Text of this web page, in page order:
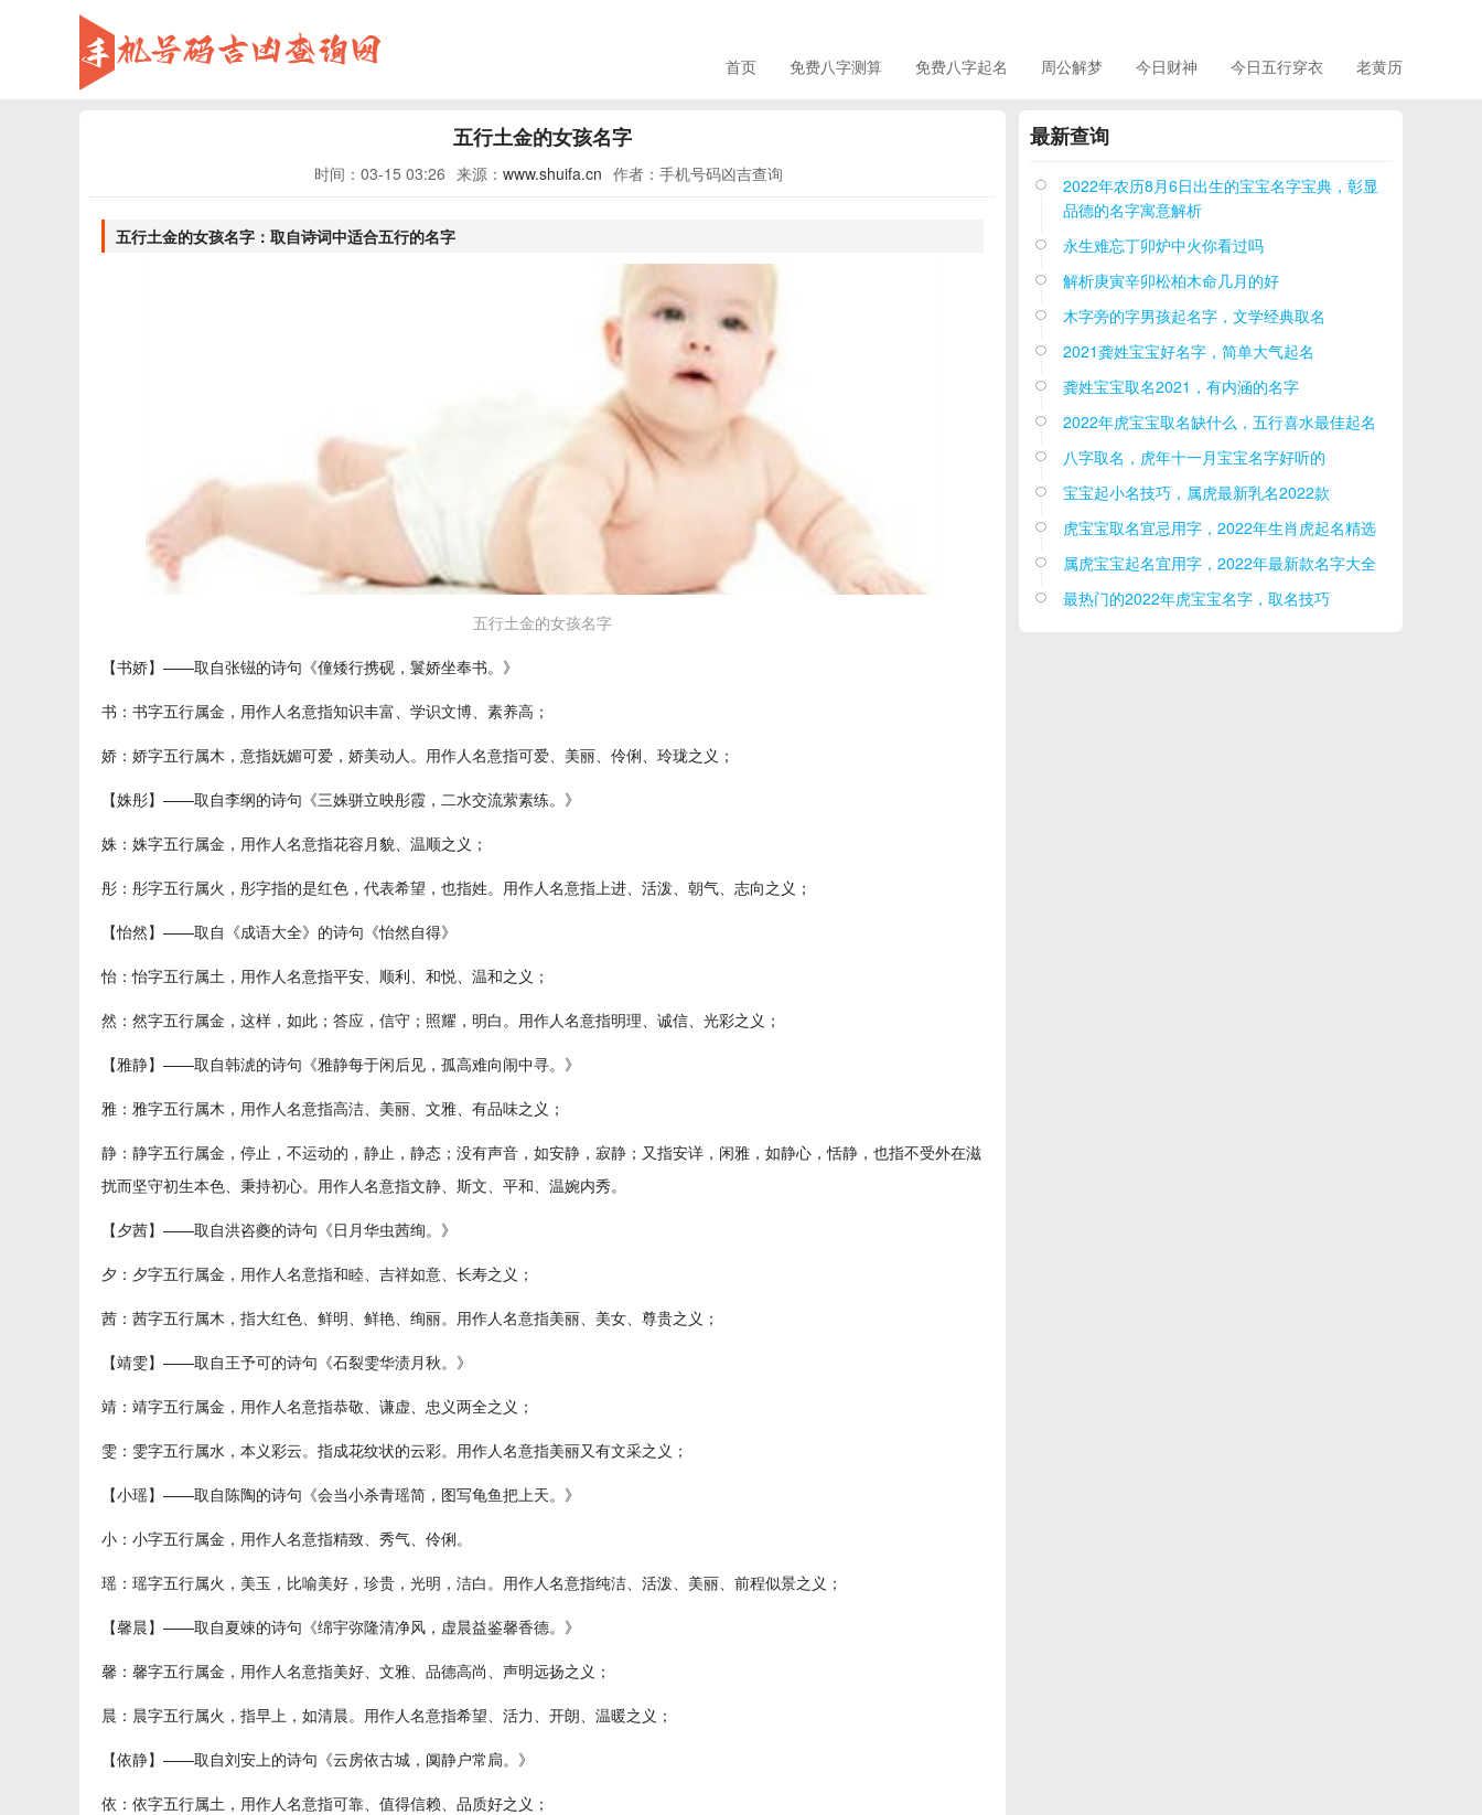
首页 免费八字测算 免费八字起名 周公解梦 今日财神 今日五行穿衣 老黄历
五行土金的女孩名字
时间： 03-15 03:26 来源： www.shuifa.cn 作者：手机号码凶吉查询
五行土金的女孩名字：取自诗词中适合五行的名字
五行土金的女孩名字
【书娇】——取自张镃的诗句《僮矮行携砚，鬟娇坐奉书。》
书：书字五行属金，用作人名意指知识丰富、学识文博、素养高；
娇：娇字五行属木，意指妩媚可爱，娇美动人。用作人名意指可爱、美丽、伶俐、玲珑之义；
【姝彤】——取自李纲的诗句《三姝骈立映彤霞，二水交流萦素练。》
姝：姝字五行属金，用作人名意指花容月貌、温顺之义；
彤：彤字五行属火，彤字指的是红色，代表希望，也指姓。用作人名意指上进、活泼、朝气、志向之义；
【怡然】——取自《成语大全》的诗句《怡然自得》
怡：怡字五行属土，用作人名意指平安、顺利、和悦、温和之义；
然：然字五行属金，这样，如此；答应，信守；照耀，明白。用作人名意指明理、诚信、光彩之义；
【雅静】——取自韩淲的诗句《雅静每于闲后见，孤高难向闹中寻。》
雅：雅字五行属木，用作人名意指高洁、美丽、文雅、有品味之义；
静：静字五行属金，停止，不运动的，静止，静态；没有声音，如安静，寂静；又指安详，闲雅，如静心，恬静，也指不受外在滋
扰而坚守初生本色、秉持初心。用作人名意指文静、斯文、平和、温婉内秀。
【夕茜】——取自洪咨夔的诗句《日月华虫茜绚。》
夕：夕字五行属金，用作人名意指和睦、吉祥如意、长寿之义；
茜：茜字五行属木，指大红色、鲜明、鲜艳、绚丽。用作人名意指美丽、美女、尊贵之义；
【靖雯】——取自王予可的诗句《石裂雯华渍月秋。》
靖：靖字五行属金，用作人名意指恭敬、谦虚、忠义两全之义；
雯：雯字五行属水，本义彩云。指成花纹状的云彩。用作人名意指美丽又有文采之义；
【小瑶】——取自陈陶的诗句《会当小杀青瑶简，图写龟鱼把上天。》
小：小字五行属金，用作人名意指精致、秀气、伶俐。
瑶：瑶字五行属火，美玉，比喻美好，珍贵，光明，洁白。用作人名意指纯洁、活泼、美丽、前程似景之义；
【馨晨】——取自夏竦的诗句《绵宇弥隆清净风，虚晨益鉴馨香德。》
馨：馨字五行属金，用作人名意指美好、文雅、品德高尚、声明远扬之义；
晨：晨字五行属火，指早上，如清晨。用作人名意指希望、活力、开朗、温暖之义；
【依静】——取自刘安上的诗句《云房依古城，阒静户常扃。》
依：依字五行属土，用作人名意指可靠、值得信赖、品质好之义；
最新查询

2022年农历8月6日出生的宝宝名字宝典，彰显
品德的名字寓意解析
 永生难忘丁卯炉中火你看过吗
 解析庚寅辛卯松柏木命几月的好
 木字旁的字男孩起名字，文学经典取名
 2021龚姓宝宝好名字，简单大气起名
 龚姓宝宝取名2021，有内涵的名字
 2022年虎宝宝取名缺什么，五行喜水最佳起名
 八字取名，虎年十一月宝宝名字好听的
 宝宝起小名技巧，属虎最新乳名2022款
 虎宝宝取名宜忌用字，2022年生肖虎起名精选
 属虎宝宝起名宜用字，2022年最新款名字大全
 最热门的2022年虎宝宝名字，取名技巧